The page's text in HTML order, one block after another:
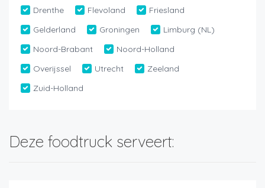
Drenthe Flevoland
Friesland
Gelderland
Groningen
Limburg (NL)
Noord-Brabant
Noord-Holland
Overijssel
Utrecht
Zeeland
Zuid-Holland
Deze foodtruck serveert: